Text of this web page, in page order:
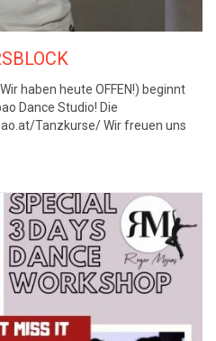
haben heute OFFEN!) beginnt
Dance Studio! Die
Tanzkurse/ Wir freuen uns